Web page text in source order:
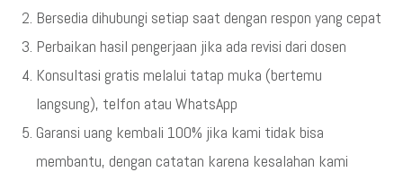
Bersedia dihubungi setiap saat dengan respon yang cepat
Perbaikan hasil pengerjaan jika ada revisi dari dosen
Konsultasi gratis melalui tatap muka (bertemu
langsung), telfon atau WhatsApp
Garansi uang kembali 100% jika kami tidak bisa
membantu, dengan catatan karena kesalahan kami